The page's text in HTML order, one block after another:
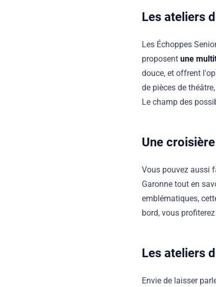
Les ateliers
Les Échoppes
proposentune
douce, et offrent
de pièces de
Le champ des
Une
Vous pouvez aussi
Garonne tout en
emblématiques,
bord, vous
Les ateliers
Envie de laisser